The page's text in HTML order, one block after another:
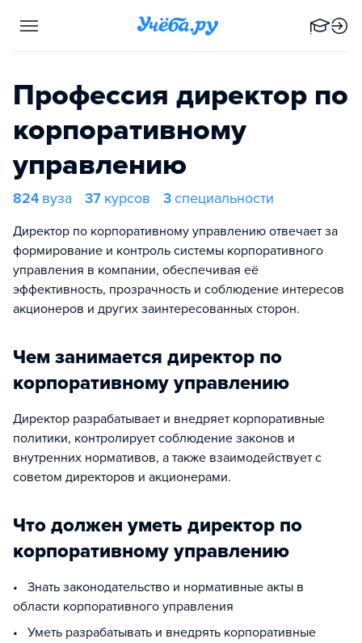
Профессия директор по
корпоративному
управлению
824 вуза 37 курсов 3специальности
Директор по корпоративному управлению отвечает за
формирование и контроль системы корпоративного
управления в компании, обеспечивая её
эффективность, прозрачность и соблюдение интересов
акционеров и других заинтересованных сторон.
Чем занимается директор по
корпоративному управлению
Директор разрабатывает и внедряет корпоративные
политики, контролирует соблюдение законов и
внутренних нормативов, а также взаимодействует с
советом директоров и акционерами.
Что должен уметь директор по
корпоративному управлению
• Знать законодательство и нормативные акты в
области корпоративного управления
• Уметь разрабатывать и внедрять корпоративные